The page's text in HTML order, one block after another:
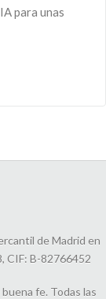
para unas
de Madrid en
CIF: B-82766452
fe. Todas las